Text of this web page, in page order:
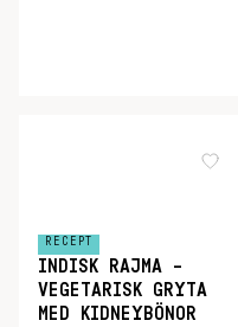
RECEPT
INDISK RAJMA –
VEGETARISK GRYTA
MED KIDNEYBÖNOR